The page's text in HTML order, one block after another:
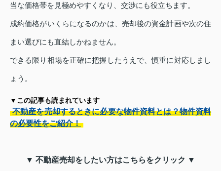
当な価格帯を見極めやすくなり、交渉にも役立ちます。
成約価格がいくらになるのかは、売却後の資金計画や次の住
まい選びにも直結しかねません。
できる限り相場を正確に把握したうえで、慎重に対応しまし
ょう。
▼この記事も読まれています
不動産を売却するときに必要な物件資料とは？物件資料
の必要性をご紹介！
▼ 不動産売却をしたい方はこちらをクリック ▼